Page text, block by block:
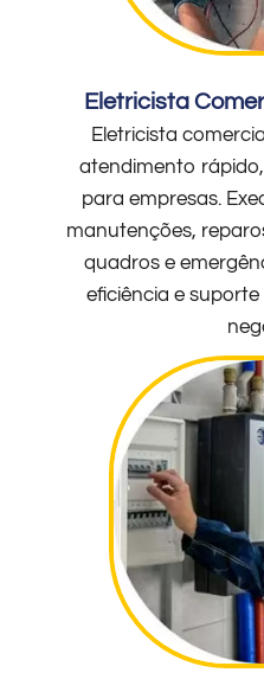
Eletricista
Eletricista
atendimento
para empresas.
manutenções,
quadros e
eficiência e